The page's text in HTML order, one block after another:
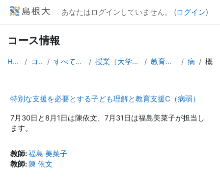
メインコンテンツへスキップする
あなたはログインしていません。 (ログイン)
コース情報
Home コース すべてのコース 授業（大学院生向け） 教育学研究科 病弱
特別な支援を必要とする子ども理解と教育支援C（病弱）
7月30日と8月1日は陳依文、7月31日は福島美菜子が担当し
ます。
教師:福島 美菜子
教師: 陳 依文